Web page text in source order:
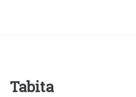
Tabita